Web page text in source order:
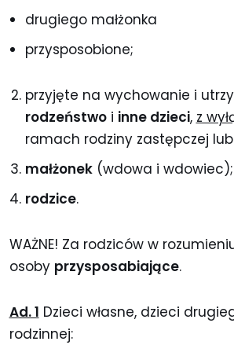
drugiego małżonka
przysposobione;
przyjęte na wychowanie i
rodzeństwoi inne dzieci, z
ramach rodziny zastępczej
małżonek(wdowa i wdowiec);
rodzice.
WAŻNE! Za rodziców w
osoby przysposabiające.
Ad. 1 Dzieci własne, dzieci
rodzinnej: